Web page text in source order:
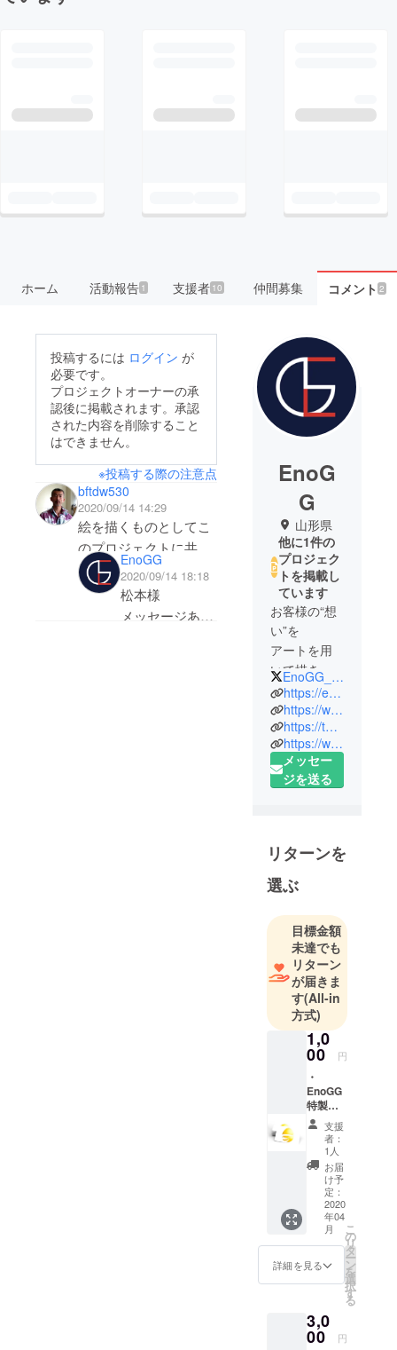
ホーム 活動報告1 支援者 10 仲間募集 コメント2
投稿するには ログイン が
必要です。
プロジェクトオーナーの承
認後に掲載されます。承認
された内容を削除すること
はできません。
※投稿する際の注意点
bftdw530
2020/09/14 14:29
絵を描くものとしてこ
のプロジェクトに共感
を持ちます。資金の援
助は出来ませんが、絵
を無償で貸すことぐら
EnoGG
2020/09/14 18:18
松本様
メッセージあり
EnoG
G
山形県
他に1件の
プロジェク
トを掲載し
ています
お客様の“想
い”を
アートを用
いて描き起
こす。
我々
EnoGG(えの
ぐ)は世代や
言語を超え
い"を目に見
える形に具
現化するこ
想いを伝え
共通認識を
行うことを
目的として
いる。
EnoGG_00
https://enogg-homepage.studio.site/
https://www.instagram.com/animalart_enogg/
https://twitter.com/ANIMALART01
https://www.facebook.com/EnoGG/
メッセー
ジを送る
リターンを
選ぶ
目標金額
未達でも
リターン
が届きま
す(All-in
方式)
1,0
00 円
・
EnoGG
特製ス
テッ
カー1枚
支援
者：
1人
お届
け予
定：
2020
年04
月
詳細を見る
こ
の
リ
タ
ー
ン
を
選
択
す
る
3,0
00 円